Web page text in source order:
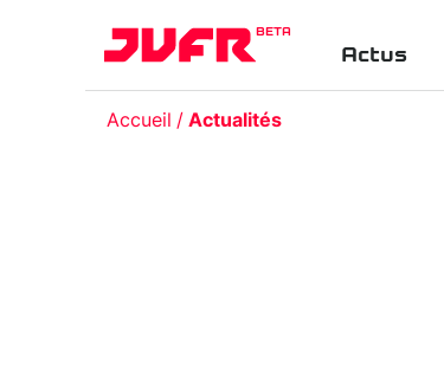
BETA
Actus
Accueil Actualités